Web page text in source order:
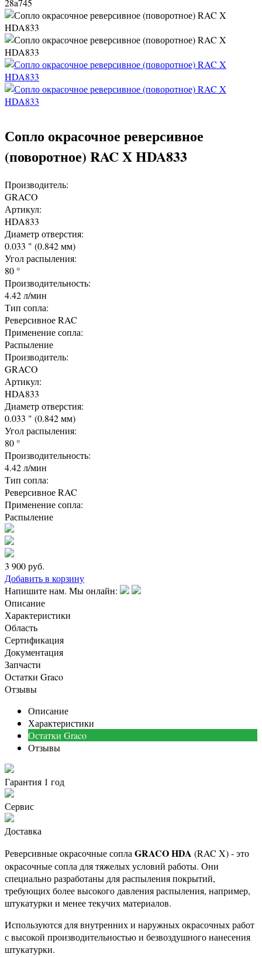
28a745
Сопло окрасочное реверсивное
(поворотное) RAC X HDA833
Производитель:
GRACO
Артикул:
HDA833
Диаметр отверстия:
0.033 " (0.842 мм)
Угол распыления:
80 °
Производительность:
4.42 л/мин
Тип сопла:
Реверсивное RAC
Применение сопла:
Распыление
Производитель:
GRACO
Артикул:
HDA833
Диаметр отверстия:
0.033 " (0.842 мм)
Угол распыления:
80 °
Производительность:
4.42 л/мин
Тип сопла:
Реверсивное RAC
Применение сопла:
Распыление
3 900руб.
Добавить в корзину
Напишите нам. Мы онлайн:
Описание
Характеристики
Область
Сертификация
Документация
Запчасти
Остатки Graco
Отзывы
Описание
Характеристики
Остатки Graco
Отзывы
Гарантия 1 год
Сервис
Доставка
Реверсивные окрасочные сопла GRACO HDA (RAC X) - это
окрасочные сопла для тяжелых условий работы. Они
специально разработаны для распыления покрытий,
требующих более высокого давления распыления, например,
штукатурки и менее текучих материалов.
Используются для внутренних и наружных окрасочных работ
с высокой производительностью и безвоздушного нанесения
штукатурки.